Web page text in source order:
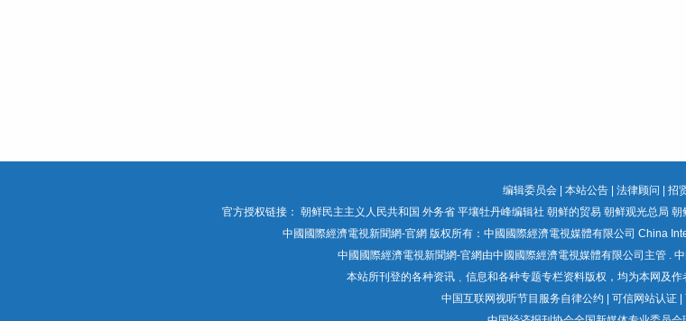
编辑委员会| 本站公告| 法律顾问
招
官方授权链接： 朝鲜民主主义人民共和国 外务省 平壤牡丹峰编辑社 朝鲜的贸易 朝鲜观光总局 朝
中國國際經濟電視新聞網-官網 版权所有：中國國際經濟電視媒體有限公司 China
中國國際經濟電視新聞網-官網由中國國際經濟電視媒體有限公司主管 .
本站所刊登的各种资讯﹑信息和各种专题专栏资料版权，均为本网及作
中国互联网视听节目服务自律公约 | 可信网站认证